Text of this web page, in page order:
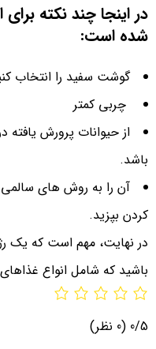
در اینجا چند نکته
شده است:
گوشت سفید را انتخاب
چربی کمتر
از حیوانات پرورش یافته
باشد.
آن را به روش های سالمی
کردن بپزید.
در نهایت، مهم است که یک
باشید که شامل انواع
0/5 (0 نظر)